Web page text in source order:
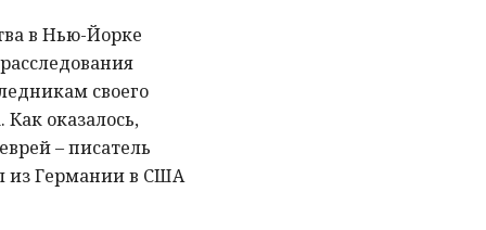
в Нью-Йорке
своего
оказалось,
– писатель
из Германии в США